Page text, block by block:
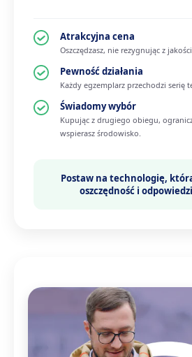
Atrakcyjna cena
Oszczędzasz, nie rezygnując z
Pewność działania
Każdy egzemplarz przechodzi serię
Świadomy wybór
Kupując z drugiego obiegu,
wspierasz środowisko.
Postaw na technologię,
oszczędność i